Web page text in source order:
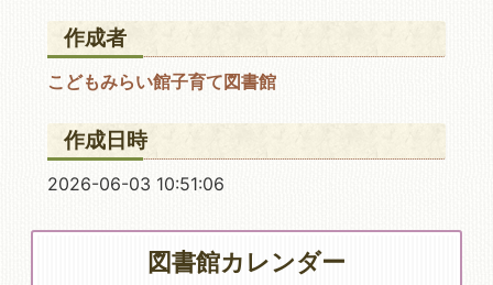
作成者
こどもみらい館子育て図書館
作成日時
2026-06-03 10:51:06
図書館カレンダー